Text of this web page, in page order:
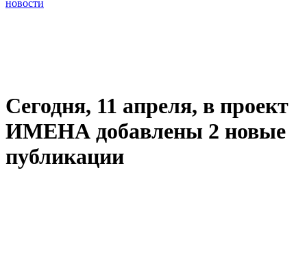
новости
Сегодня, 11 апреля, в проект
ИМЕНА добавлены 2 новые
публикации